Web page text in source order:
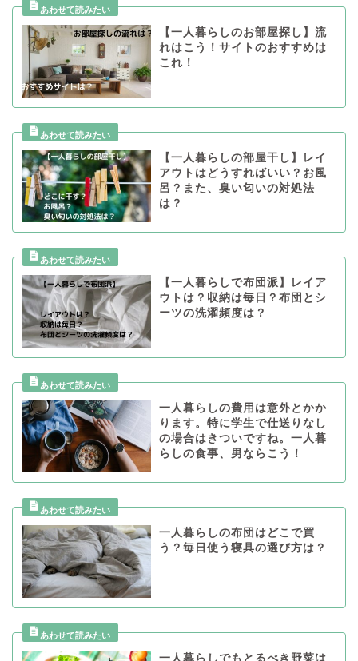
【一人暮らしのお部屋探し】流
れはこう！サイトのおすすめは
これ！
【一人暮らしの部屋干し】レイ
アウトはどうすればいい？お風
呂？また、臭い匂いの対処法
は？
【一人暮らしで布団派】レイア
ウトは？収納は毎日？布団とシ
ーツの洗濯頻度は？
一人暮らしの費用は意外とかか
ります。特に学生で仕送りなし
の場合はきついですね。一人暮
らしの食事、男ならこう！
一人暮らしの布団はどこで買
う？毎日使う寝具の選び方は？
一人暮らしでもとるべき野菜は